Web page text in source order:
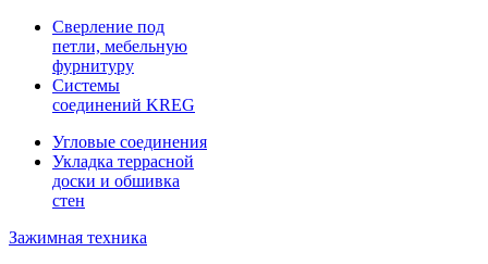
Сверление под
петли, мебельную
фурнитуру
Системы
соединений KREG
Угловые соединения
Укладка террасной
доски и обшивка
стен
Зажимная техника